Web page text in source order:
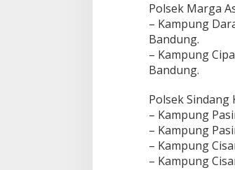
Polsek Marga
– Kampung
Bandung.
– Kampung
Bandung.
Polsek Sindang
– Kampung
– Kampung
– Kampung
– Kampung